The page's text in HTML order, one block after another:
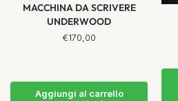
MACCHINA DA SCRIVERE
UNDERWOOD
€170,00
Aggiungi al carrello